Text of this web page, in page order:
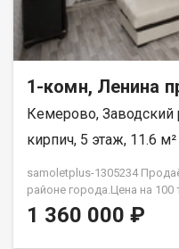
1-комн, Ленина
Кемерово, Заводский
кирпич, 5 этаж, 11.6 м²
samoletplus-1305234
районе города.Цена на
августе! Успей
для проживания, так и для
1 360 000 ₽